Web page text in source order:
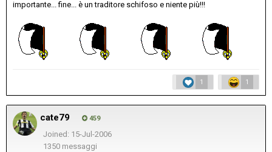
importante... fine... è un traditore schifoso e niente più!!!
1 1
cate79 459
Joined: 15-Jul-2006
1350 messaggi